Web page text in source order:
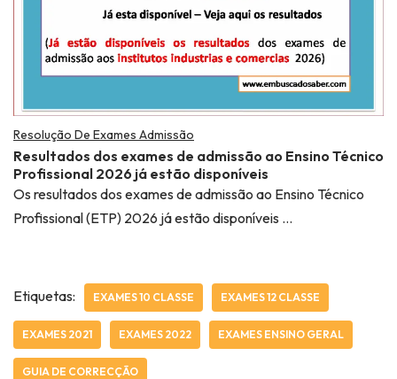
Resolução De Exames Admissão
Resultados dos exames de admissão ao Ensino Técnico
Profissional 2026 já estão disponíveis
Os resultados dos exames de admissão ao Ensino Técnico
Profissional (ETP) 2026 já estão disponíveis …
Etiquetas: EXAMES 10 CLASSE EXAMES 12 CLASSE
EXAMES 2021 EXAMES 2022 EXAMES ENSINO GERAL
GUIA DE CORRECÇÃO